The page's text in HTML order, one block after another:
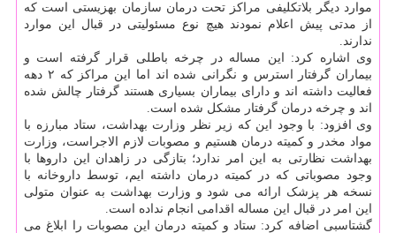
موارد دیگر بلاتکلیفی مراکز تحت درمان سازمان بهزیستی است که
از مدتی پیش اعلام نمودند هیچ نوع مسئولیتی در قبال این موارد
ندارند.
وی اشاره کرد: این مساله در چرخه باطلی قرار گرفته است و
بیماران گرفتار استرس و نگرانی شده اند اما این مراکز که ۲ دهه
فعالیت داشته اند و دارای بیماران بسیاری هستند گرفتار چالش شده
اند و چرخه درمان گرفتار مشکل شده است.
وی افزود: با وجود این که زیر نظر وزارت بهداشت، ستاد مبارزه با
مواد مخدر و کمیته درمان هستیم و مصوبات لازم الاجراست، وزارت
بهداشت نظارتی به این امر ندارد؛ بتازگی در زاهدان این داروها با
وجود مصوباتی که در کمیته درمان داشته ایم، توسط داروخانه با
نسخه هر پزشک ارائه می شود و وزارت بهداشت به عنوان متولی
این امر در قبال این مساله اقدامی انجام نداده است.
گشتاسبی اضافه کرد: ستاد و کمیته درمان این مصوبات را ابلاغ می